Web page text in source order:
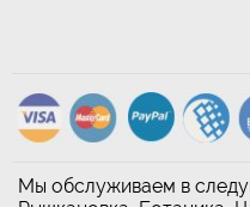
Мы обслуживаем в